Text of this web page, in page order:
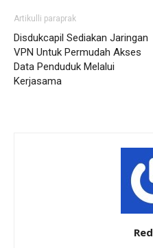
Artikulli paraprak
Disdukcapil Sediakan Jaringan
VPN Untuk Permudah Akses
Data Penduduk Melalui
Kerjasama